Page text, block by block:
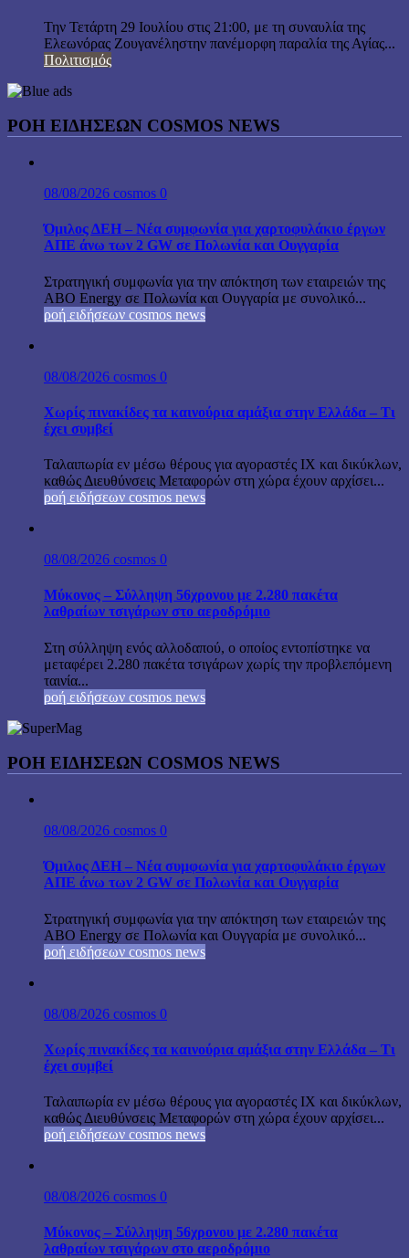
Την Τετάρτη 29 Ιουλίου στις 21:00, με τη συναυλία της
Ελεωνόρας Ζουγανέληστην πανέμορφη παραλία της Αγίας...
Πολιτισμός
ΡΟΗ ΕΙΔΗΣΕΩΝ COSMOS NEWS
08/08/2026 cosmos 0
Όμιλος ΔΕΗ – Νέα συμφωνία για χαρτοφυλάκιο έργων
ΑΠΕ άνω των 2 GW σε Πολωνία και Ουγγαρία
Στρατηγική συμφωνία για την απόκτηση των εταιρειών της
ABO Energy σε Πολωνία και Ουγγαρία με συνολικό...
ροή ειδήσεων cosmos news
08/08/2026 cosmos 0
Χωρίς πινακίδες τα καινούρια αμάξια στην Ελλάδα – Τι
έχει συμβεί
Ταλαιπωρία εν μέσω θέρους για αγοραστές ΙΧ και δικύκλων,
καθώς Διευθύνσεις Μεταφορών στη χώρα έχουν αρχίσει...
ροή ειδήσεων cosmos news
08/08/2026 cosmos 0
Μύκονος – Σύλληψη 56χρονου με 2.280 πακέτα
λαθραίων τσιγάρων στο αεροδρόμιο
Στη σύλληψη ενός αλλοδαπού, ο οποίος εντοπίστηκε να
μεταφέρει 2.280 πακέτα τσιγάρων χωρίς την προβλεπόμενη
ταινία...
ροή ειδήσεων cosmos news
ΡΟΉ ΕΙΔΉΣΕΩΝ COSMOS NEWS
08/08/2026 cosmos 0
Όμιλος ΔΕΗ – Νέα συμφωνία για χαρτοφυλάκιο έργων
ΑΠΕ άνω των 2 GW σε Πολωνία και Ουγγαρία
Στρατηγική συμφωνία για την απόκτηση των εταιρειών της
ABO Energy σε Πολωνία και Ουγγαρία με συνολικό...
ροή ειδήσεων cosmos news
08/08/2026 cosmos 0
Χωρίς πινακίδες τα καινούρια αμάξια στην Ελλάδα – Τι
έχει συμβεί
Ταλαιπωρία εν μέσω θέρους για αγοραστές ΙΧ και δικύκλων,
καθώς Διευθύνσεις Μεταφορών στη χώρα έχουν αρχίσει...
ροή ειδήσεων cosmos news
08/08/2026 cosmos 0
Μύκονος – Σύλληψη 56χρονου με 2.280 πακέτα
λαθραίων τσιγάρων στο αεροδρόμιο